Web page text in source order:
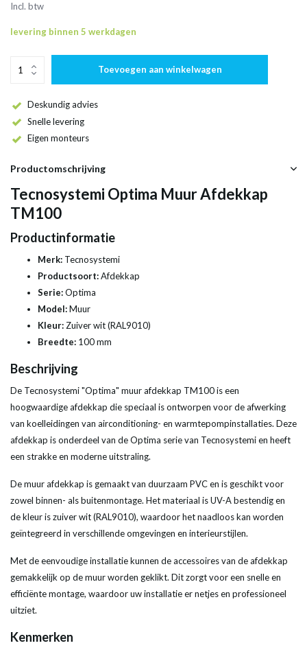
Incl. btw
levering binnen 5 werkdagen
Toevoegen aan winkelwagen
Deskundig advies
Snelle levering
Eigen monteurs
Productomschrijving
Tecnosystemi Optima Muur Afdekkap
TM100
Productinformatie
Merk: Tecnosystemi
Productsoort:Afdekkap
Serie:Optima
Model:Muur
Kleur: Zuiver wit (RAL9010)
Breedte: 100 mm
Beschrijving
De Tecnosystemi "Optima" muur afdekkap TM100 is een
hoogwaardige afdekkap die speciaal is ontworpen voor de afwerking
van koelleidingen van airconditioning- en warmtepompinstallaties. Deze
afdekkap is onderdeel van de Optima serie van Tecnosystemi en heeft
een strakke en moderne uitstraling.
De muur afdekkap is gemaakt van duurzaam PVC en is geschikt voor
zowel binnen- als buitenmontage. Het materiaal is UV-A bestendig en
de kleur is zuiver wit (RAL9010), waardoor het naadloos kan worden
geïntegreerd in verschillende omgevingen en interieurstijlen.
Met de eenvoudige installatie kunnen de accessoires van de afdekkap
gemakkelijk op de muur worden geklikt. Dit zorgt voor een snelle en
efficiënte montage, waardoor uw installatie er netjes en professioneel
uitziet.
Kenmerken